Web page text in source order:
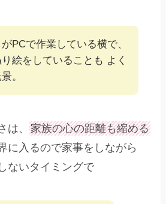
PCで作業している横で、
絵をしていることも よく
。
は、家族の心の距離も縮める
に入るので家事をしながら
ないタイミングで